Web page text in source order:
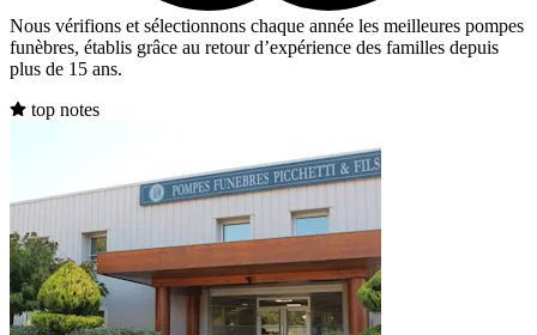
Nous vérifions et sélectionnons chaque année les meilleures pompes
funèbres, établis grâce au retour d’expérience des familles depuis
plus de 15 ans.
top notes